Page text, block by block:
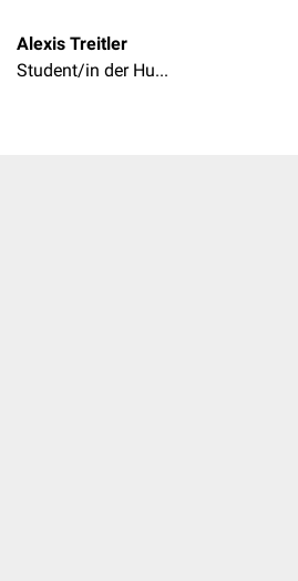
Alexis Treitler
Student/in der Humanmedizin